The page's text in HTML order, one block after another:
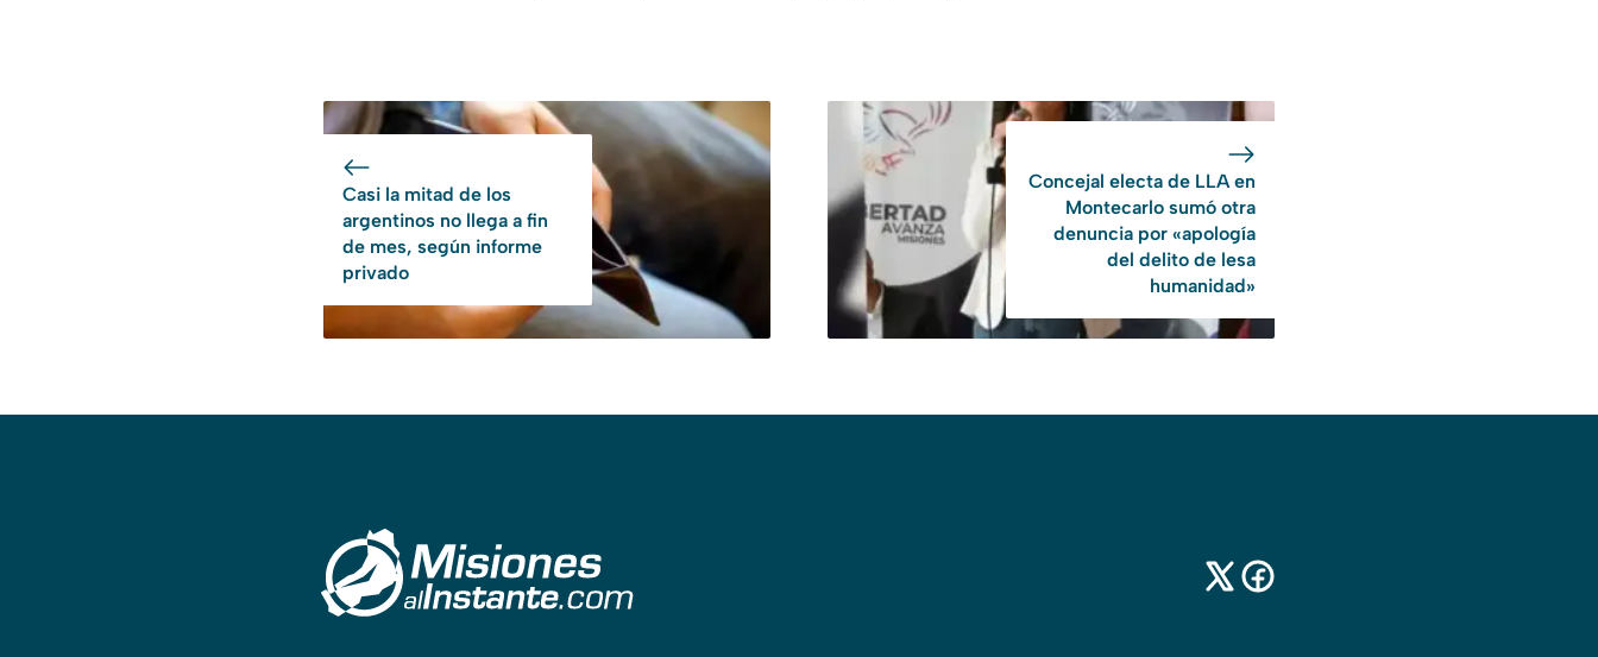
Casi la mitad de los
argentinos no llega a fin
de mes, según informe
privado
Concejal electa de LLA en
Montecarlo sumó otra
denuncia por «apología
del delito de lesa
humanidad»